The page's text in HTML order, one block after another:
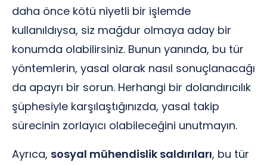
daha önce kötü niyetli bir işlemde
kullanıldıysa, siz mağdur olmaya aday bir
konumda olabilirsiniz. Bunun yanında, bu tür
yöntemlerin, yasal olarak nasıl sonuçlanacağı
da apayrı bir sorun. Herhangi bir dolandırıcılık
şüphesiyle karşılaştığınızda, yasal takip
sürecinin zorlayıcı olabileceğini unutmayın.
Ayrıca, sosyal mühendislik saldırıları, bu tür